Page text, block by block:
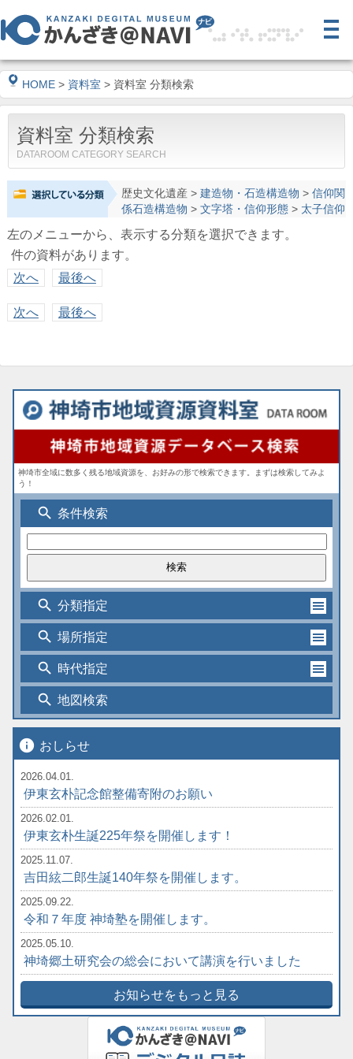
HOME > 資料室 > 資料室 分類検索
資料室 分類検索
DATAROOM CATEGORY SEARCH
歴史文化遺産> 建造物・石造構造物 > 信仰関
係石造構造物 > 文字塔・信仰形態> 太子信仰
左のメニューから、表示する分類を選択できます。
件の資料があります。
次へ
最後へ
次へ 最後へ
神埼市全域に数多く残る地域資源を、お好みの形で検索できます。まずは検索してみよ
う！
search 条件検索
search 分類指定
search 場所指定
search 時代指定
search 地図検索
info おしらせ
2026.04.01.
伊東玄朴記念館整備寄附のお願い
2026.02.01.
伊東玄朴生誕225年祭を開催します！
2025.11.07.
吉田絃二郎生誕140年祭を開催します。
2025.09.22.
令和７年度 神埼塾を開催します。
2025.05.10.
神埼郷土研究会の総会において講演を行いました
お知らせをもっと見る